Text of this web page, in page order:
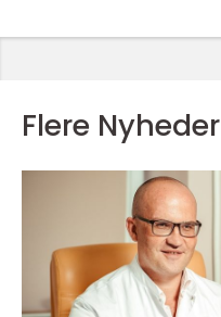
Flere Nyheder